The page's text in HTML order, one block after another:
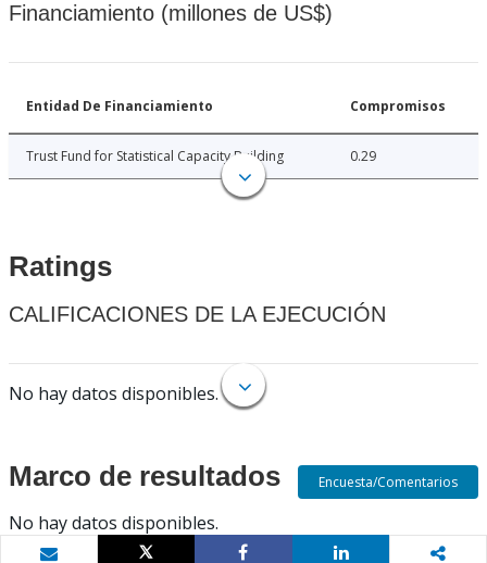
Financiamiento (millones de US$)
Entidad De Financiamiento Compromisos
Trust Fund for Statistical Capacity Building 0.29
Ratings
CALIFICACIONES DE LA EJECUCIÓN
No hay datos disponibles.
Marco de resultados
No hay datos disponibles.
Encuesta/Comentarios